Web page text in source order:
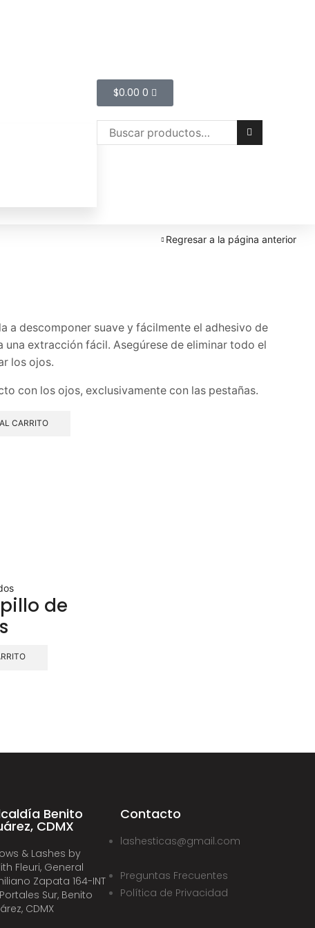
$0.00 0
Regresar a la página anterior
a descomponer suave y fácilmente el adhesivo de
una extracción fácil. Asegúrese de eliminar todo el
los ojos.
con los ojos, exclusivamente con las pestañas.
CARRITO
de
Benito
CDMX
& Lashes by
Fleuri, General
Zapata 164-INT
Sur, Benito
CDMX
Contacto
lashesticas@gmail.com
Preguntas Frecuentes
Política de Privacidad